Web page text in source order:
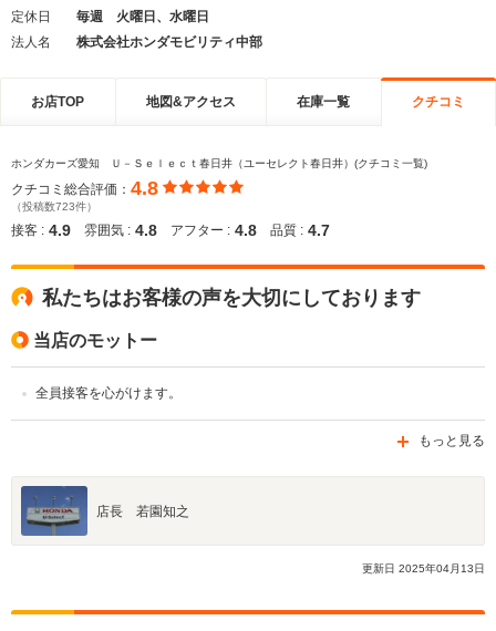
定休日
毎週 火曜日、水曜日
法人名
株式会社ホンダモビリティ中部
お店TOP 地図&アクセス 在庫一覧 クチコミ
ホンダカーズ愛知 Ｕ－Ｓｅｌｅｃｔ春日井（ユーセレクト春日井）(クチコミ一覧)
クチコミ総合評価： 4.8
（投稿数723件）
接客 : 4.9 雰囲気 : 4.8 アフター : 4.8 品質 : 4.7
私たちはお客様の声を大切にしております
当店のモットー
全員接客を心がけます。
もっと見る
店長 若園知之
更新日 2025年04月 13日